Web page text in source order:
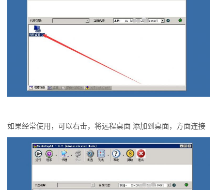
如果经常使用，可以右击，将远程桌面 添加到桌面，方面连接